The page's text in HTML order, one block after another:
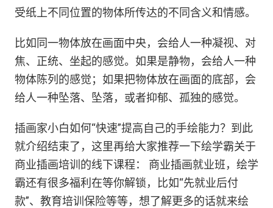
受纸上不同位置的物体所传达的不同含义和情感。
比如同一物体放在画面中央，会给人一种凝视、对
焦、正统、坐起的感觉。如果是静物，会给人一种
物体陈列的感觉；如果把物体放在画面的底部，会
给人一种坠落、坠落，或者抑郁、孤独的感觉。
插画家小白如何“快速”提高自己的手绘能力？到此
就介绍结束了，这里再给大家推荐一下绘学霸关于
商业插画培训的线下课程： 商业插画就业班，绘学
霸还有很多福利在等你解锁，比如“先就业后付
款”、教育培训保险等等，想了解更多的话就来绘